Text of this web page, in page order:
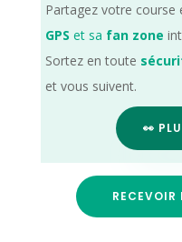
Partagez votre course
GPS et sa fan zone
Sortez en toute
et vous suivent.
👀
RECEVOIR